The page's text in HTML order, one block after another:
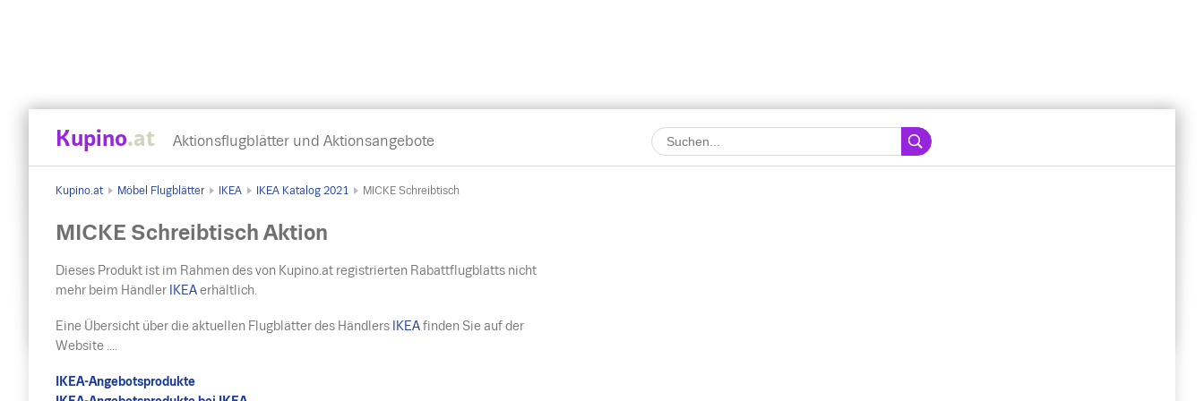
Kupino.at Aktionsflugblätter und Aktionsangebote
Kupino.at Möbel Flugblätter IKEA IKEA Katalog 2021 MICKE Schreibtisch
MICKE Schreibtisch Aktion
Dieses Produkt ist im Rahmen des von Kupino.at registrierten Rabattflugblatts nicht
mehr beim Händler IKEAerhältlich.
Eine Übersicht über die aktuellen Flugblätter des Händlers IKEAfinden Sie auf der
Website ....
IKEA-Angebotsprodukte